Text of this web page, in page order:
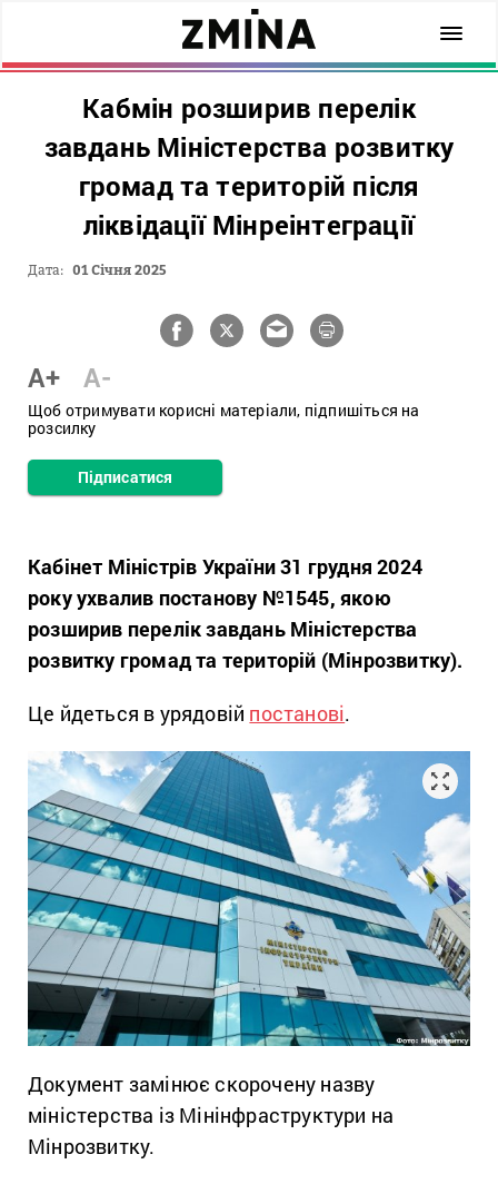
Кабмін розширив перелік
завдань Міністерства розвитку
громад та територій після
ліквідації Мінреінтеграції
Дата: 01 Січня 2025
A+ A-
Щоб отримувати корисні матеріали, підпишіться на
розсилку
Підписатися
Кабінет Міністрів України 31 грудня 2024
року ухвалив постанову №1545, якою
розширив перелік завдань Міністерства
розвитку громад та територій (Мінрозвитку).
Це йдеться в урядовій постанові.
Документ замінює скорочену назву
міністерства із Мінінфраструктури на
Мінрозвитку.